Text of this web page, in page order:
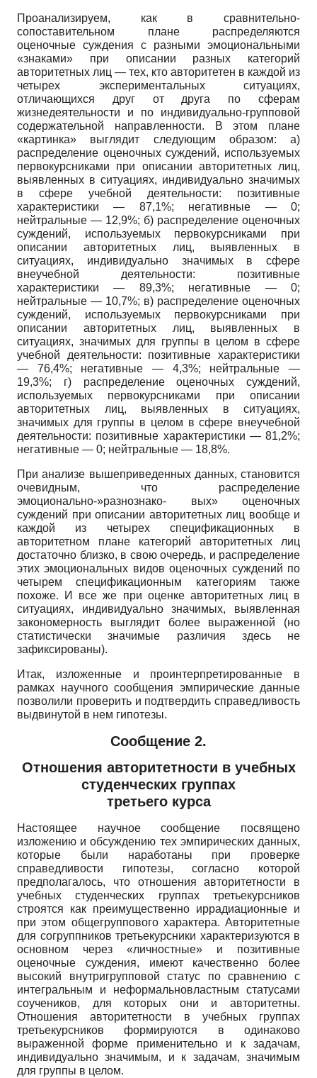
Проанализируем, как в сравнительно-
сопоставительном плане распределяются
оценочные суждения с разными эмоциональными
«знаками» при описании разных категорий
авторитетных лиц — тех, кто авторитетен в каждой из
четырех экспериментальных ситуациях,
отличающихся друг от друга по сферам
жизнедеятельности и по индивидуально-групповой
содержательной направленности. В этом плане
«картинка» выглядит следующим образом: а)
распределение оценочных суждений, используемых
первокурсниками при описании авторитетных лиц,
выявленных в ситуациях, индивидуально значимых
в сфере учебной деятельности: позитивные
характеристики — 87,1%; негативные — 0;
нейтральные — 12,9%; б) распределение оценочных
суждений, используемых первокурсниками при
описании авторитетных лиц, выявленных в
ситуациях, индивидуально значимых в сфере
внеучебной деятельности: позитивные
характеристики — 89,3%; негативные — 0;
нейтральные — 10,7%; в) распределение оценочных
суждений, используемых первокурсниками при
описании авторитетных лиц, выявленных в
ситуациях, значимых для группы в целом в сфере
учебной деятельности: позитивные характеристики
— 76,4%; негативные — 4,3%; нейтральные —
19,3%; г) распределение оценочных суждений,
используемых первокурсниками при описании
авторитетных лиц, выявленных в ситуациях,
значимых для группы в целом в сфере внеучебной
деятельности: позитивные характеристики — 81,2%;
негативные — 0; нейтральные — 18,8%.
При анализе вышеприведенных данных, становится
очевидным, что распределение
эмоционально-»разнознако- вых» оценочных
суждений при описании авторитетных лиц вообще и
каждой из четырех спецификационных в
авторитетном плане категорий авторитетных лиц
достаточно близко, в свою очередь, и распределение
этих эмоциональных видов оценочных суждений по
четырем спецификационным категориям также
похоже. И все же при оценке авторитетных лиц в
ситуациях, индивидуально значимых, выявленная
закономерность выглядит более выраженной (но
статистически значимые различия здесь не
зафиксированы).
Итак, изложенные и проинтерпрети­рованные в
рамках научного сообщения эмпирические данные
позволили проверить и подтвердить справедливость
выдвинутой в нем гипотезы.
Сообщение 2.
Отношения авторитетности в учебных
студенческих группах
третьего курса
Настоящее научное сообщение посвящено
изложению и обсуждению тех эмпирических данных,
которые были наработаны при проверке
справедливости гипотезы, согласно которой
предполагалось, что отношения авторитетности в
учебных студенческих группах третьекурсников
строятся как преимущественно иррадиационные и
при этом об­щегруппового характера. Авторитетные
для согруппников третьекурсники характеризуются в
основном через «личностные» и позитивные
оценочные суждения, имеют качественно более
высокий внутригрупповой статус по сравнению с
интегральным и неформально­властным статусами
соучеников, для которых они и авторитетны.
Отношения авторитетности в учебных группах
третьекурсников формируются в одинаково
выраженной форме применительно и к задачам,
индивидуально значимым, и к задачам, значимым
для группы в целом.